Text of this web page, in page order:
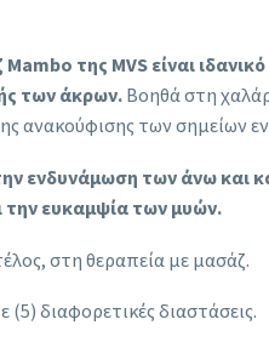
της MVS είναι
των άκρων.Βοηθά στη
ανακούφισης των σημείων
ενδυνάμωση των άνω και
την ευκαμψία των μυών.
στη θεραπεία με μασάζ.
(5) διαφορετικές διαστάσεις.